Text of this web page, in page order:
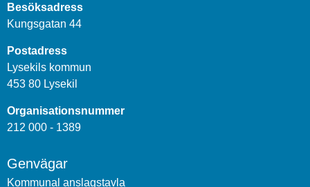
Besöksadress
Kungsgatan 44
Postadress
Lysekils kommun
453 80 Lysekil
Organisationsnummer
212 000 - 1389
Genvägar
Kommunal anslagstavla